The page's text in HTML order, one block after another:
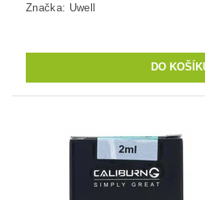
Značka: Uwell